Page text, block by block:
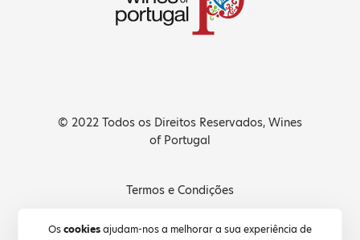
Oscookiesajudam-nos a melhorar a sua experiência de
© 2022 Todos os Direitos Reservados, Wines
of Portugal
Termos e Condições